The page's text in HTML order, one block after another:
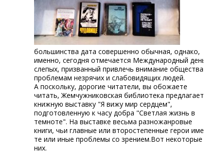
большинства дата совершенно обычная, однако,
именно, сегодня отмечается Международный день
слепых, призванный привлечь внимание общества к
проблемам незрячих и слабовидящих людей.
А поскольку, дорогие читатели, вы обожаете
читать, Жемчужниковская библиотека предлагает
книжную выставку "Я вижу мир сердцем",
подготовленную к часу добра "Светлая жизнь в
темноте". На выставке весьма разножанровые
книги, чьи главные или второстепенные герои имеют
те или иные проблемы со зрением.Вот некоторые из
них.